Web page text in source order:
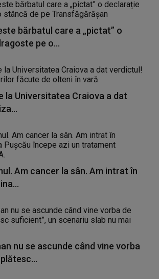
bărbatul care a „pictat” o
pe o...
la Universitatea Craiova a dat
Am cancer la sân. Am intrat în
nu se ascunde când vine vorba